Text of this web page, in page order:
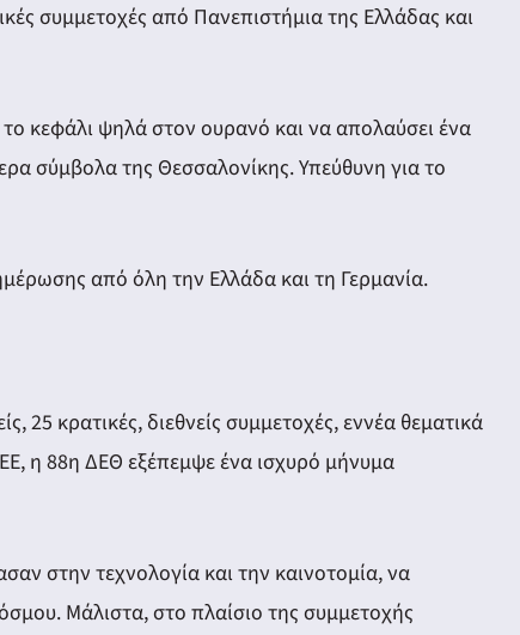
συμμετοχές από Πανεπιστήμια της Ελλάδας και
κεφάλι ψηλά στον ουρανό και να απολαύσει ένα
σύμβολα της Θεσσαλονίκης. Υπεύθυνη για το
από όλη την Ελλάδα και τη Γερμανία.
κρατικές, διεθνείς συμμετοχές, εννέα θεματικά
η 88η ΔΕΘ εξέπεμψε ένα ισχυρό μήνυμα
στην τεχνολογία και την καινοτομία, να
Μάλιστα, στο πλαίσιο της συμμετοχής